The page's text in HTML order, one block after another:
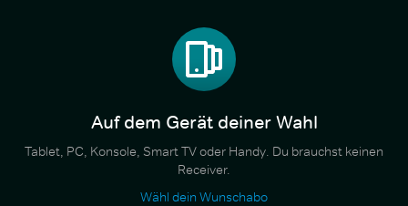
Auf dem Gerät deiner Wahl
Tablet, PC, Konsole, Smart TV oder Handy. Du brauchst keinen
Receiver.
Wähl dein Wunschabo